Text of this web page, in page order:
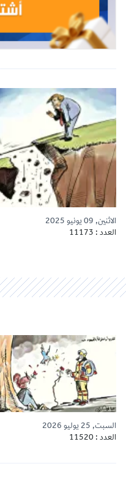
الاثنين, 09 يونيو 2025
العدد : 11173
السبت, 25 يوليو 2026
العدد : 11520